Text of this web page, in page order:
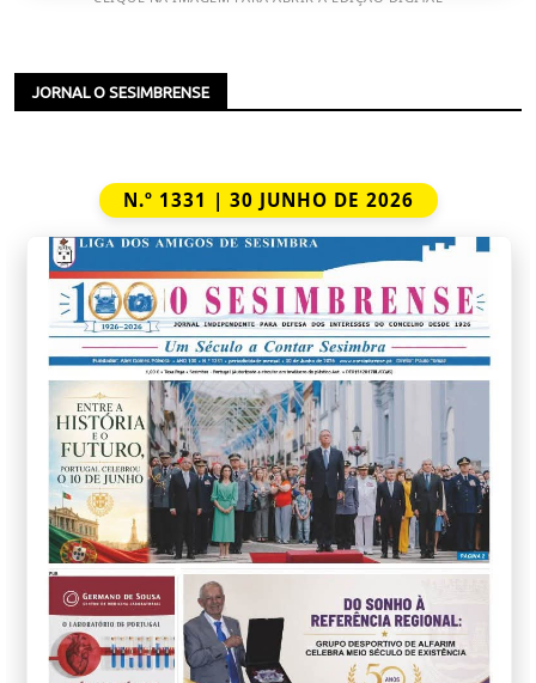
JORNAL O SESIMBRENSE
N.º 1331 | 30 JUNHO DE 2026